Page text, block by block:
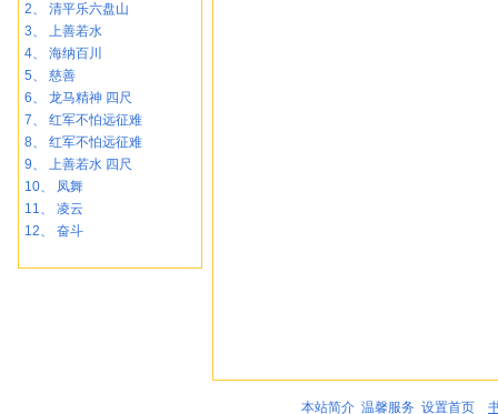
2、
清平乐六盘山
3、
上善若水
4、
海纳百川
5、
慈善
6、
龙马精神 四尺
7、
红军不怕远征难
8、
红军不怕远征难
9、
上善若水 四尺
10、
凤舞
11、
凌云
12、
奋斗
本站简介 温馨服务 设置首页